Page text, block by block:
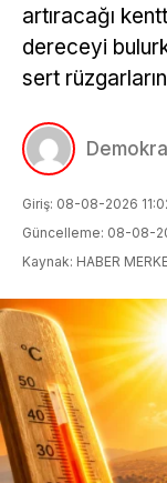
artıracağı
dereceyi
sert
Giriş: 08-08-2026
Güncelleme: 08-08-
Kaynak: HABER